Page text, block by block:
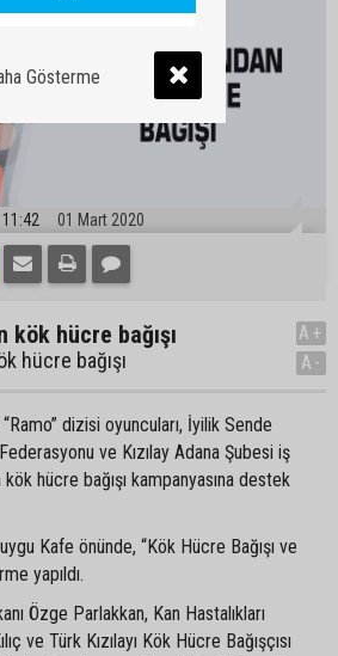
11:42 01 Mart 2020
kök hücre bağışı
hücre bağışı
A+
A-
dizisi oyuncuları, İyilik Sende
ve Kızılay Adana Şubesi iş
hücre bağışı kampanyasına destek
Kafe önünde, “Kök Hücre Bağışı ve
yapıldı.
Özge Parlakkan, Kan Hastalıkları
ve Türk Kızılayı Kök Hücre Bağışçısı
Gösterme